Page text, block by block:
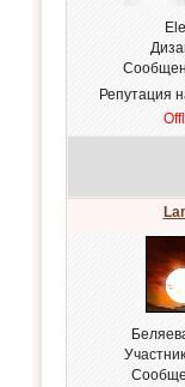
Репутация